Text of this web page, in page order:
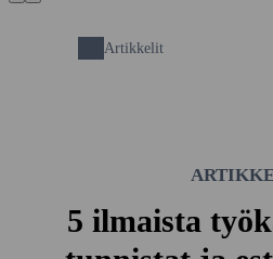
Artikkelit
5 ilmaista